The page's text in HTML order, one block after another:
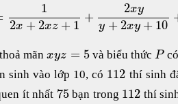
1
2x + 2xz + 1
+
2xy
y + 2xy + 10
mãnxyz = 5và biểu thức P
sinh vào lớp 10, có 112 thí sinh
ít nhất 75bạn trong 112 thí